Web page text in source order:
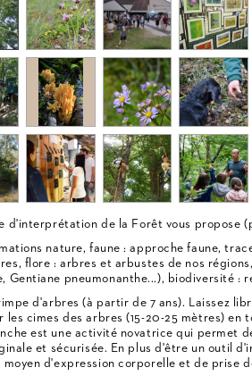
d'interprétation de la Forêt vous propose
nature, faune : approche faune,
flore : arbres et arbustes de nos
Gentiane pneumonanthe...), biodiversité :
d'arbres (à partir de 7 ans). Laissez
les cimes des arbres (15-20-25 mètres)
est une activité novatrice qui permet
et sécurisée. En plus d'être un outil
d'expression corporelle et de prise